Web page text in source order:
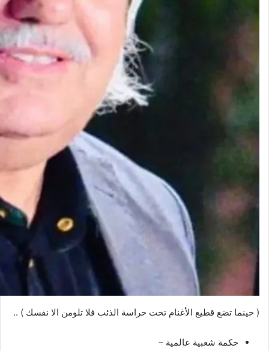
( حينما تضع قطيع الأغنام تحت حراسة الذئب فلا تلومن الا نفسك ) ..
حكمة شعبية عالمية –